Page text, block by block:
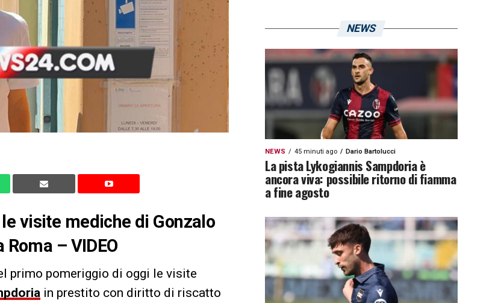
visite mediche di Gonzalo
– VIDEO
primo pomeriggio di oggi le visite
in prestito con diritto di riscatto
NEWS
NEWS 45 minuti ago Dario Bartolucci
La pista Lykogiannis Sampdoria è
ancora viva: possibile ritorno di fiamma
a fine agosto